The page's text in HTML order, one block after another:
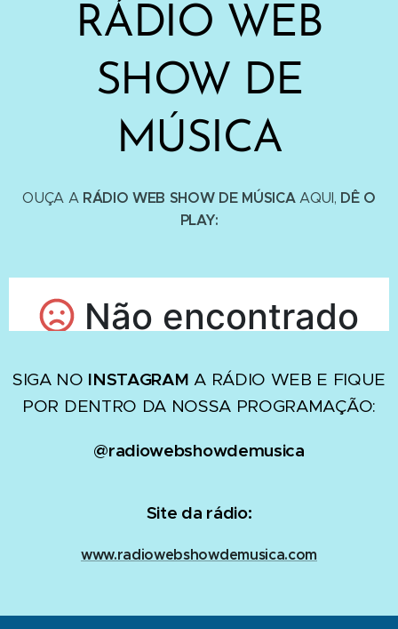
RÁDIO WEB
SHOW DE
MÚSICA
OUÇA A RÁDIO WEB SHOW DE MÚSICAAQUI, DÊ O
PLAY:
SIGA NO INSTAGRAM A RÁDIO WEB E FIQUE
POR DENTRO DA NOSSA PROGRAMAÇÃO:
@radiowebshowdemusica
Site da rádio:
www.radiowebshowdemusica.com